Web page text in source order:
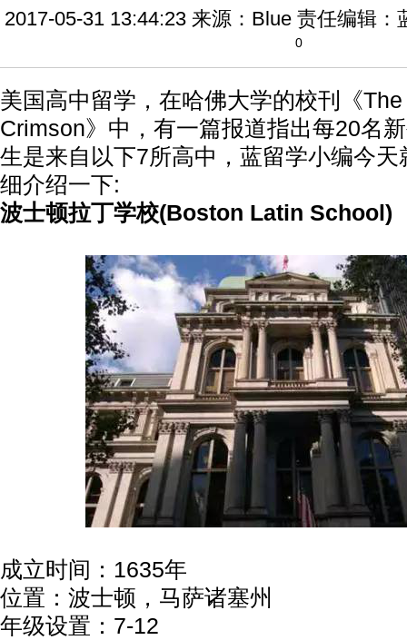
2017-05-31 13:44:23 来源：Blue 责任编辑：
0
美国高中留学，在哈佛大学的校刊《
Crimson》中，有一篇报道指出每20名
生是来自以下7所高中，蓝留学小编今天
细介绍一下:
波士顿拉丁学校(Boston Latin School)
成立时间：1635年
位置：波士顿，马萨诸塞州
年级设置：7-12